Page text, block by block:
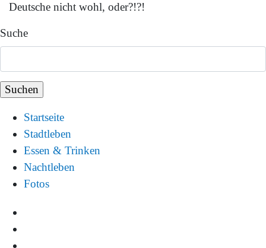
Deutsche nicht wohl, oder?!?!
Suche
Startseite
Stadtleben
Essen & Trinken
Nachtleben
Fotos